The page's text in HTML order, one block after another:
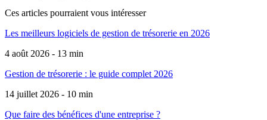
Ces articles pourraient vous intéresser
Les meilleurs logiciels de gestion de trésorerie en 2026
4 août 2026 - 13 min
Gestion de trésorerie : le guide complet 2026
14 juillet 2026 - 10 min
Que faire des bénéfices d'une entreprise ?